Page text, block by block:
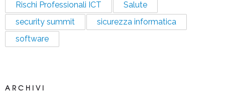
Rischi Professionali ICT
Salute
security summit
sicurezza informatica
software
ARCHIVI